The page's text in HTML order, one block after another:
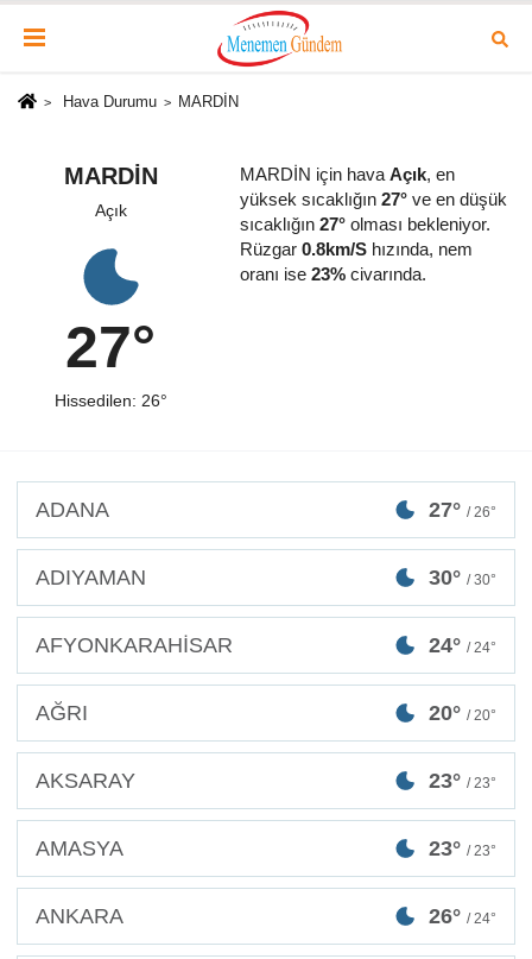
Hava Durumu MARDİN
MARDİN
Açık
27°
Hissedilen: 26°
MARDİN için hava Açık, en
yüksek sıcaklığın 27°ve en düşük
sıcaklığın 27°olması bekleniyor.
Rüzgar 0.8km/Shızında, nem
oranı ise 23%civarında.
ADANA 27° / 26°
ADIYAMAN 30° / 30°
AFYONKARAHİSAR 24° / 24°
AĞRI 20° / 20°
AKSARAY 23° / 23°
AMASYA 23° / 23°
ANKARA 26° / 24°